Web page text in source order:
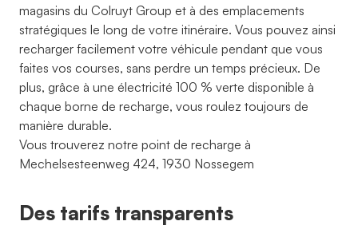
magasins du Colruyt Group et à des emplacements
stratégiques le long de votre itinéraire. Vous pouvez ainsi
recharger facilement votre véhicule pendant que vous
faites vos courses, sans perdre un temps précieux. De
plus, grâce à une électricité 100 % verte disponible à
chaque borne de recharge, vous roulez toujours de
manière durable.
Vous trouverez notre point de recharge à
Mechelsesteenweg 424, 1930 Nossegem
Des tarifs transparents